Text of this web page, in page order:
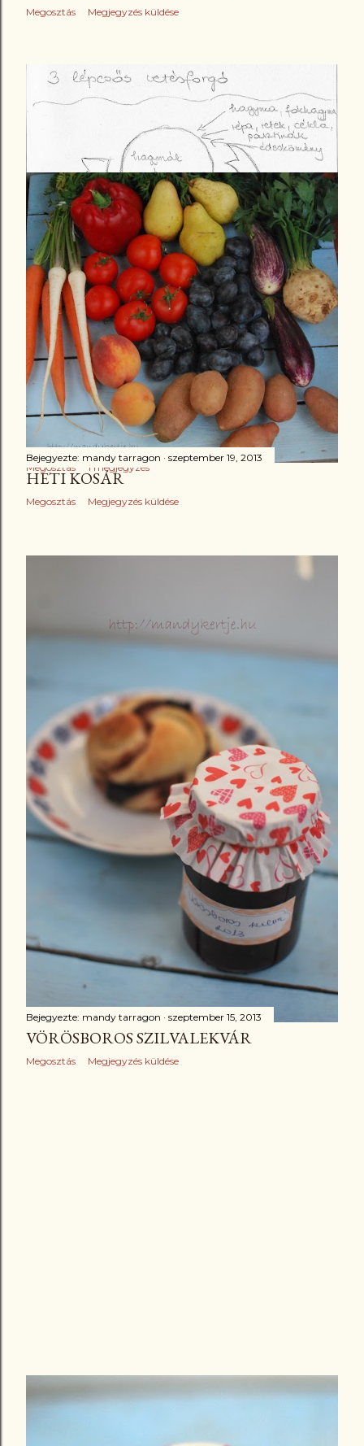
Megosztás Megjegyzés küldése
Bejegyezte: mandy tarragon szeptember 20, 2013
3 LÉPCSŐS VETÉSFORGÓ
Megosztás 1 megjegyzés
Bejegyezte: mandy tarragon szeptember 19, 2013
HETI KOSÁR
Megosztás Megjegyzés küldése
Bejegyezte: mandy tarragon szeptember 15, 2013
VÖRÖSBOROS SZILVALEKVÁR
Megosztás Megjegyzés küldése